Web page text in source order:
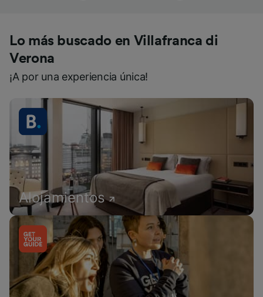
Lo más buscado en Villafranca di
Verona
¡A por una experiencia única!
Alojamientos